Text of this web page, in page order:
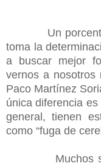
Un porcentaje
toma la
a buscar mejor
vernos a nosotros
Paco Martínez
única diferencia
general, tienen
como “fuga de
Muchos se